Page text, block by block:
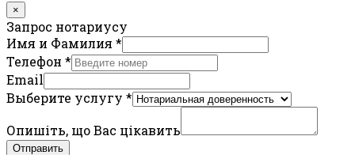
×
Запрос нотариусу
Имя и Фамилия *
Телефон *
Email
Выберите услугу *
Опишіть, що Вас цікавить
Отправить